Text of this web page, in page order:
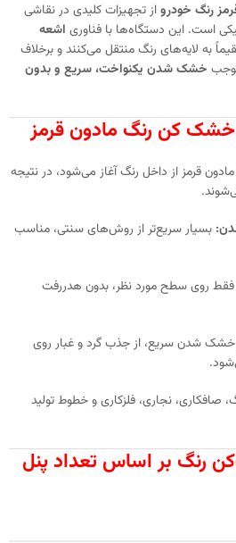
رنگ خودرواز تجهیزات کلیدی در نقاشی
است. این دستگاه‌ها با فناوری اشعه
به لایه‌های رنگ منتقل می‌کنند و برخلاف
خشک شدن یکنواخت، سریع و بدون
خشک‌ کن رنگ مادون قرمز
قرمز از داخل رنگ آغاز می‌شود، در نتیجه
بسیار سریع‌تر از روش‌های سنتی، مناسب
فقط روی سطح مورد نظر، بدون هدررفت
خشک شدن سریع، از جذب گرد و غبار روی
صافکاری، نجاری، فلزکاری و خطوط تولید
رنگ بر اساس تعداد پنل